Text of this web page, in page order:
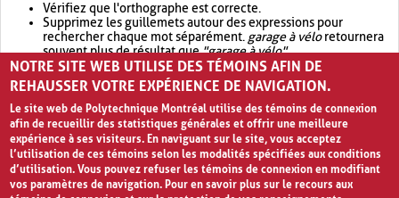
Vérifiez que l'orthographe est correcte.
Supprimez les guillemets autour des expressions pour
rechercher chaque mot séparément. garage à véloretournera
souvent plus de résultat que"garage à vélo".
Envisagez d'élargir votre recherche avec OR.garage OR vélo
retournera souvent plus de résultat quegarage à vélo
NOTRE SITE WEB UTILISE DES TÉMOINS AFIN DE
REHAUSSER VOTRE EXPÉRIENCE DE NAVIGATION.
Le site web de Polytechnique Montréal utilise des témoins de connexion
afin de recueillir des statistiques générales et offrir une meilleure
expérience à ses visiteurs. En naviguant sur le site, vous acceptez
l’utilisation de ces témoins selon les modalités spécifiées aux conditions
d’utilisation. Vous pouvez refuser les témoins de connexion en modifiant
vos paramètres de navigation. Pour en savoir plus sur le recours aux